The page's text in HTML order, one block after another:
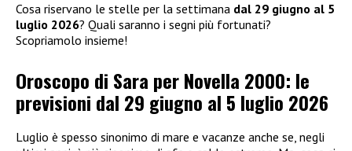
Cosa riservano le stelle per la settimana dal 29 giugno al 5
luglio 2026? Quali saranno i segni più fortunati?
Scopriamolo insieme!
Oroscopo di Sara per Novella 2000: le
previsioni dal 29 giugno al 5 luglio 2026
Luglio è spesso sinonimo di mare e vacanze anche se, negli